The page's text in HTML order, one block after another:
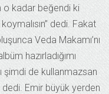
o kadar beğendi ki
dedi. Fakat
Veda Makamı’nı
hazırladığımı
şimdi de kullanmazsan
dedi. Emir büyük yerden